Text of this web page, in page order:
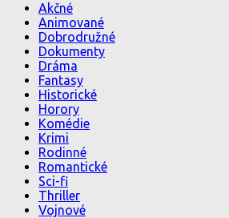
Akčné
Animované
Dobrodružné
Dokumenty
Dráma
Fantasy
Historické
Horory
Komédie
Krimi
Rodinné
Romantické
Sci-fi
Thriller
Vojnové